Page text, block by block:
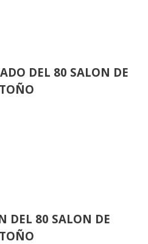
DEL 80 SALON DE
DEL 80 SALON DE